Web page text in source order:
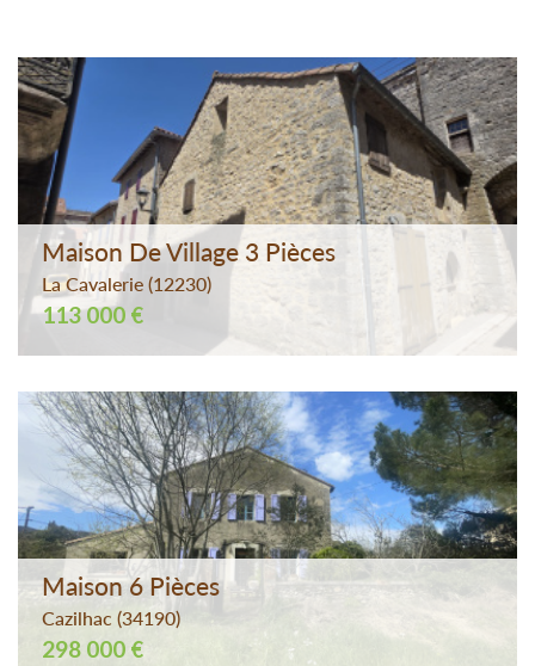
Maison De Village 3 Pièces
La Cavalerie (12230)
113 000 €
Maison 6 Pièces
Cazilhac (34190)
298 000 €